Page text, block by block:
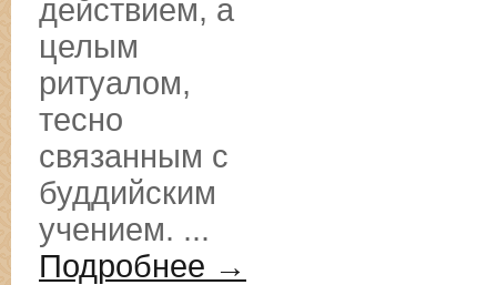
действием, а
целым
ритуалом,
тесно
связанным с
буддийским
учением. ...
Подробнее →